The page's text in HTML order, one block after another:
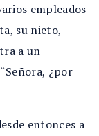
empleados
su nieto,
a un
¿por
entonces a